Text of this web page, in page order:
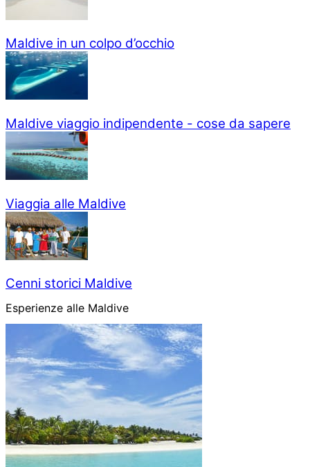
Maldive in un colpo d’occhio
Maldive viaggio indipendente - cose da sapere
Viaggia alle Maldive
Cenni storici Maldive
Esperienze alle Maldive